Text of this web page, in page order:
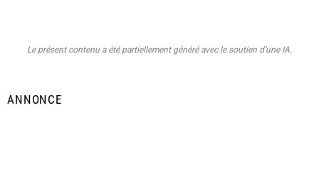
Le présent contenu a été partiellement généré avec le soutien d’une IA.
ANNONCE